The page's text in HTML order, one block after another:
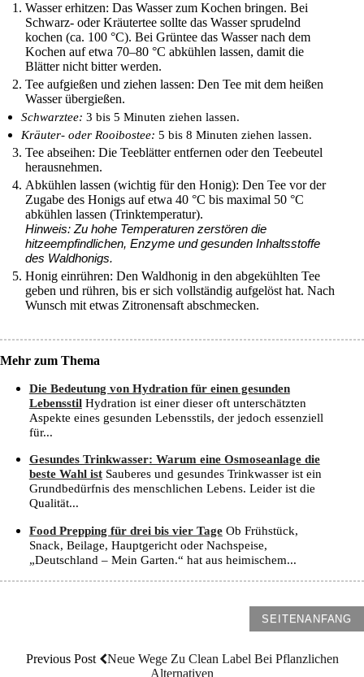
Wasser erhitzen: Das Wasser zum Kochen bringen. Bei
Schwarz- oder Kräutertee sollte das Wasser sprudelnd
kochen (ca. 100 °C). Bei Grüntee das Wasser nach dem
Kochen auf etwa 70–80 °C abkühlen lassen, damit die
Blätter nicht bitter werden.
Tee aufgießen und ziehen lassen: Den Tee mit dem heißen
Wasser übergießen.
Schwarztee: 3 bis 5 Minuten ziehen lassen.
Kräuter- oder Rooibostee: 5 bis 8 Minuten ziehen lassen.
Tee abseihen: Die Teeblätter entfernen oder den Teebeutel
herausnehmen.
Abkühlen lassen (wichtig für den Honig): Den Tee vor der
Zugabe des Honigs auf etwa 40 °C bis maximal 50 °C
abkühlen lassen (Trinktemperatur).
Hinweis: Zu hohe Temperaturen zerstören die
hitzeempfindlichen, Enzyme und gesunden Inhaltsstoffe
des Waldhonigs.
Honig einrühren: Den Waldhonig in den abgekühlten Tee
geben und rühren, bis er sich vollständig aufgelöst hat. Nach
Wunsch mit etwas Zitronensaft abschmecken.
Mehr zum Thema
Die Bedeutung von Hydration für einen gesunden
LebensstilHydration ist einer dieser oft unterschätzten
Aspekte eines gesunden Lebensstils, der jedoch essenziell
für...
Gesundes Trinkwasser: Warum eine Osmoseanlage die
beste Wahl istSauberes und gesundes Trinkwasser ist ein
Grundbedürfnis des menschlichen Lebens. Leider ist die
Qualität...
Food Prepping für drei bis vier TageOb Frühstück,
Snack, Beilage, Hauptgericht oder Nachspeise,
„Deutschland – Mein Garten.“ hat aus heimischem...
SEITENANFANG
Previous Post
Neue Wege Zu Clean Label Bei Pflanzlichen
Alternativen